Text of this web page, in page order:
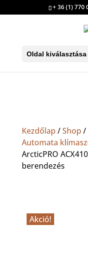
+ 36 (1) 770
Oldal kiválasztása
Kezdőlap /Shop /
Automata
ArcticPRO
berendezés
Akció!